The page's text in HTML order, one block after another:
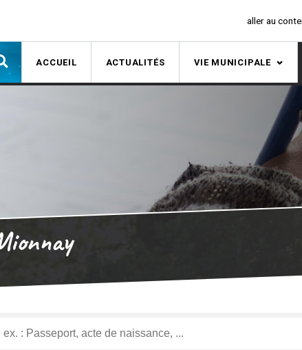
aller au
ACCUEIL ACTUALITÉS VIE MUNICIPALE